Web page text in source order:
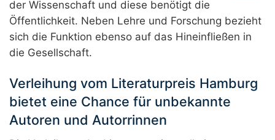
der Wissenschaft und diese benötigt die
Öffentlichkeit. Neben Lehre und Forschung bezieht
sich die Funktion ebenso auf das Hineinfließen in
die Gesellschaft.
Verleihung vom Literaturpreis Hamburg
bietet eine Chance für unbekannte
Autoren und Autorrinnen